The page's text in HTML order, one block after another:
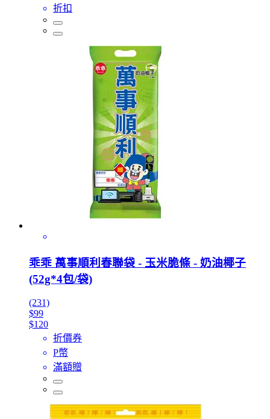
折扣
乖乖 萬事順利春聯袋 - 玉米脆條 - 奶油椰子
(52g*4包/袋)
(231)
$99
$120
折價券
P幣
滿額贈